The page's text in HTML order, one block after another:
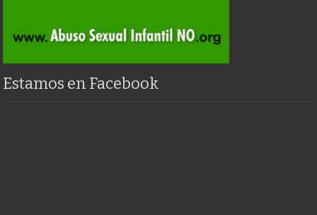
Estamos en Facebook